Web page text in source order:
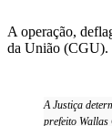
A operação,
da União (CGU).
A Justiça
prefeito Wallas